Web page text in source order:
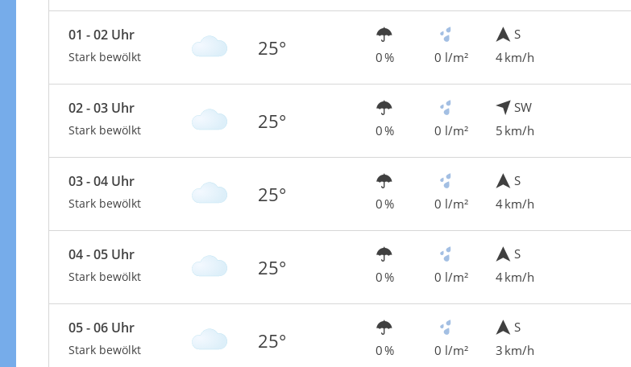
01 - 02 Uhr
Stark bewölkt 25° 0 % 0 l/m²
S
4 km/h
02 - 03 Uhr
Stark bewölkt 25° 0 % 0 l/m²
SW
5 km/h
03 - 04 Uhr
Stark bewölkt 25° 0 % 0 l/m²
S
4 km/h
04 - 05 Uhr
Stark bewölkt 25° 0 % 0 l/m²
S
4 km/h
05 - 06 Uhr
Stark bewölkt 25° 0 % 0 l/m²
S
3 km/h